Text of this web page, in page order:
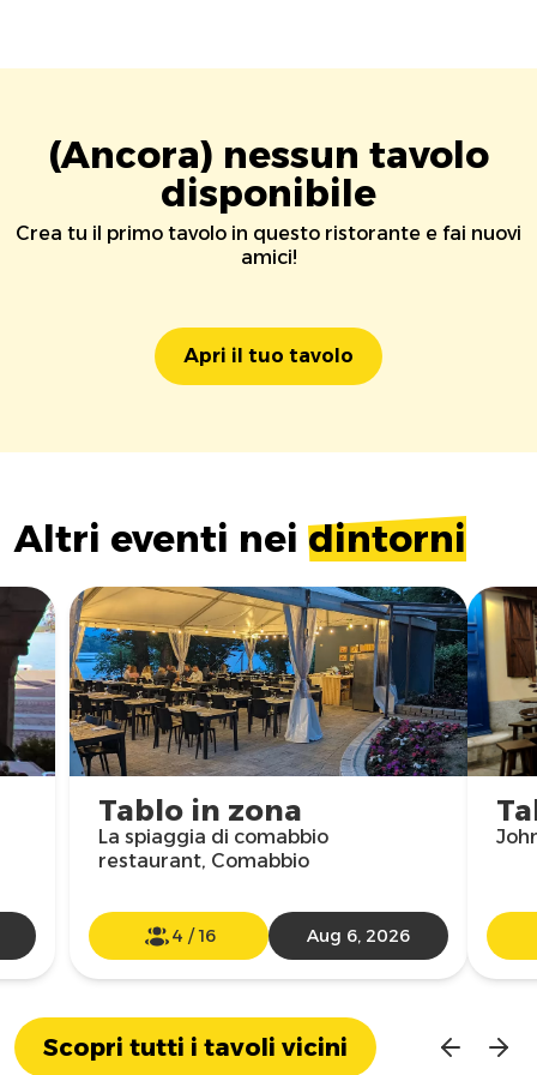
(Ancora) nessun tavolo
disponibile
Crea tu il primo tavolo in questo ristorante e fai nuovi
amici!
Apri il tuo tavolo
Altri eventi nei dintorni
Tablo in zona
La spiaggia di comabbio
restaurant, Comabbio
4 /16 Aug 6, 2026
Scopri tutti i tavoli vicini